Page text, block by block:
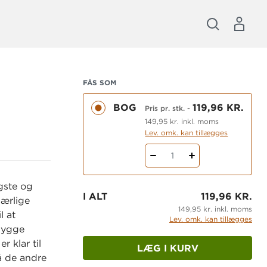
og
at
klar til
de andre
FÅS SOM
BOG Pris pr. stk. -119,96 KR.
149,95 kr. inkl. moms
Lev. omk. kan tillægges
1
I ALT 119,96 KR.
149,95 kr. inkl. moms
Lev. omk. kan tillægges
LÆG I KURV